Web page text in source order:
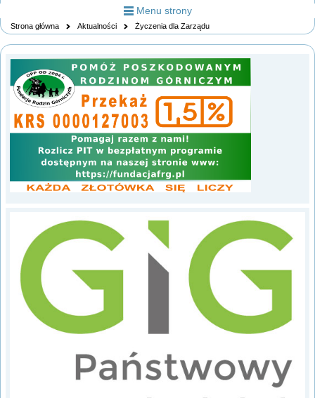
Menu strony
Strona główna Aktualności Życzenia dla Zarządu